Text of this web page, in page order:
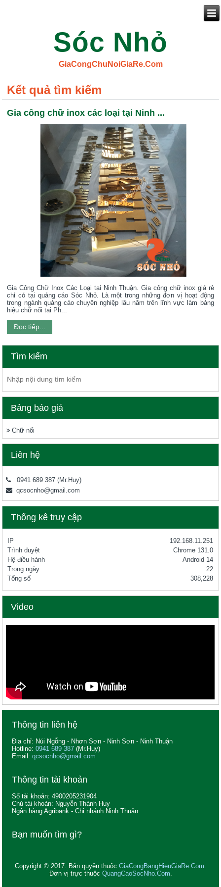
Sóc Nhỏ
GiaCongChuNoiGiaRe.Com
Kết quả tìm kiếm
Gia công chữ inox các loại tại Ninh ...
Gia Công Chữ Inox Các Loại tại Ninh Thuận. Gia công chữ inox giá rẻ
chỉ có tại quảng cáo Sóc Nhỏ. Là một trong những đơn vị hoạt động
trong ngành quảng cáo chuyên nghiệp lâu năm trên lĩnh vực làm bảng
hiệu chữ nổi tại Ph...
Đọc tiếp...
Tìm kiếm
Bảng báo giá
Chữ nổi
Liên hệ
0941 689 387 (Mr.Huy)
qcsocnho@gmail.com
Thống kê truy cập
IP
192.168.11.251
Trình duyệt
Chrome 131.0
Hệ điều hành
Android 14
Trong ngày
22
Tổng số
308,228
Video
Thông tin liên hệ
Địa chỉ: Núi Ngỗng - Nhơn Sơn - Ninh Sơn - Ninh Thuận
Hotline:0941 689 387 (Mr.Huy)
Email:qcsocnho@gmail.com
Thông tin tài khoản
Số tài khoản: 4900205231904
Chủ tài khoản: Nguyễn Thành Huy
Ngân hàng Agribank - Chi nhánh Ninh Thuận
Bạn muốn tìm gì?
Copyright © 2017. Bản quyền thuộc GiaCongBangHieuGiaRe.Com
Đơn vị trực thuộc QuangCaoSocNho.Com